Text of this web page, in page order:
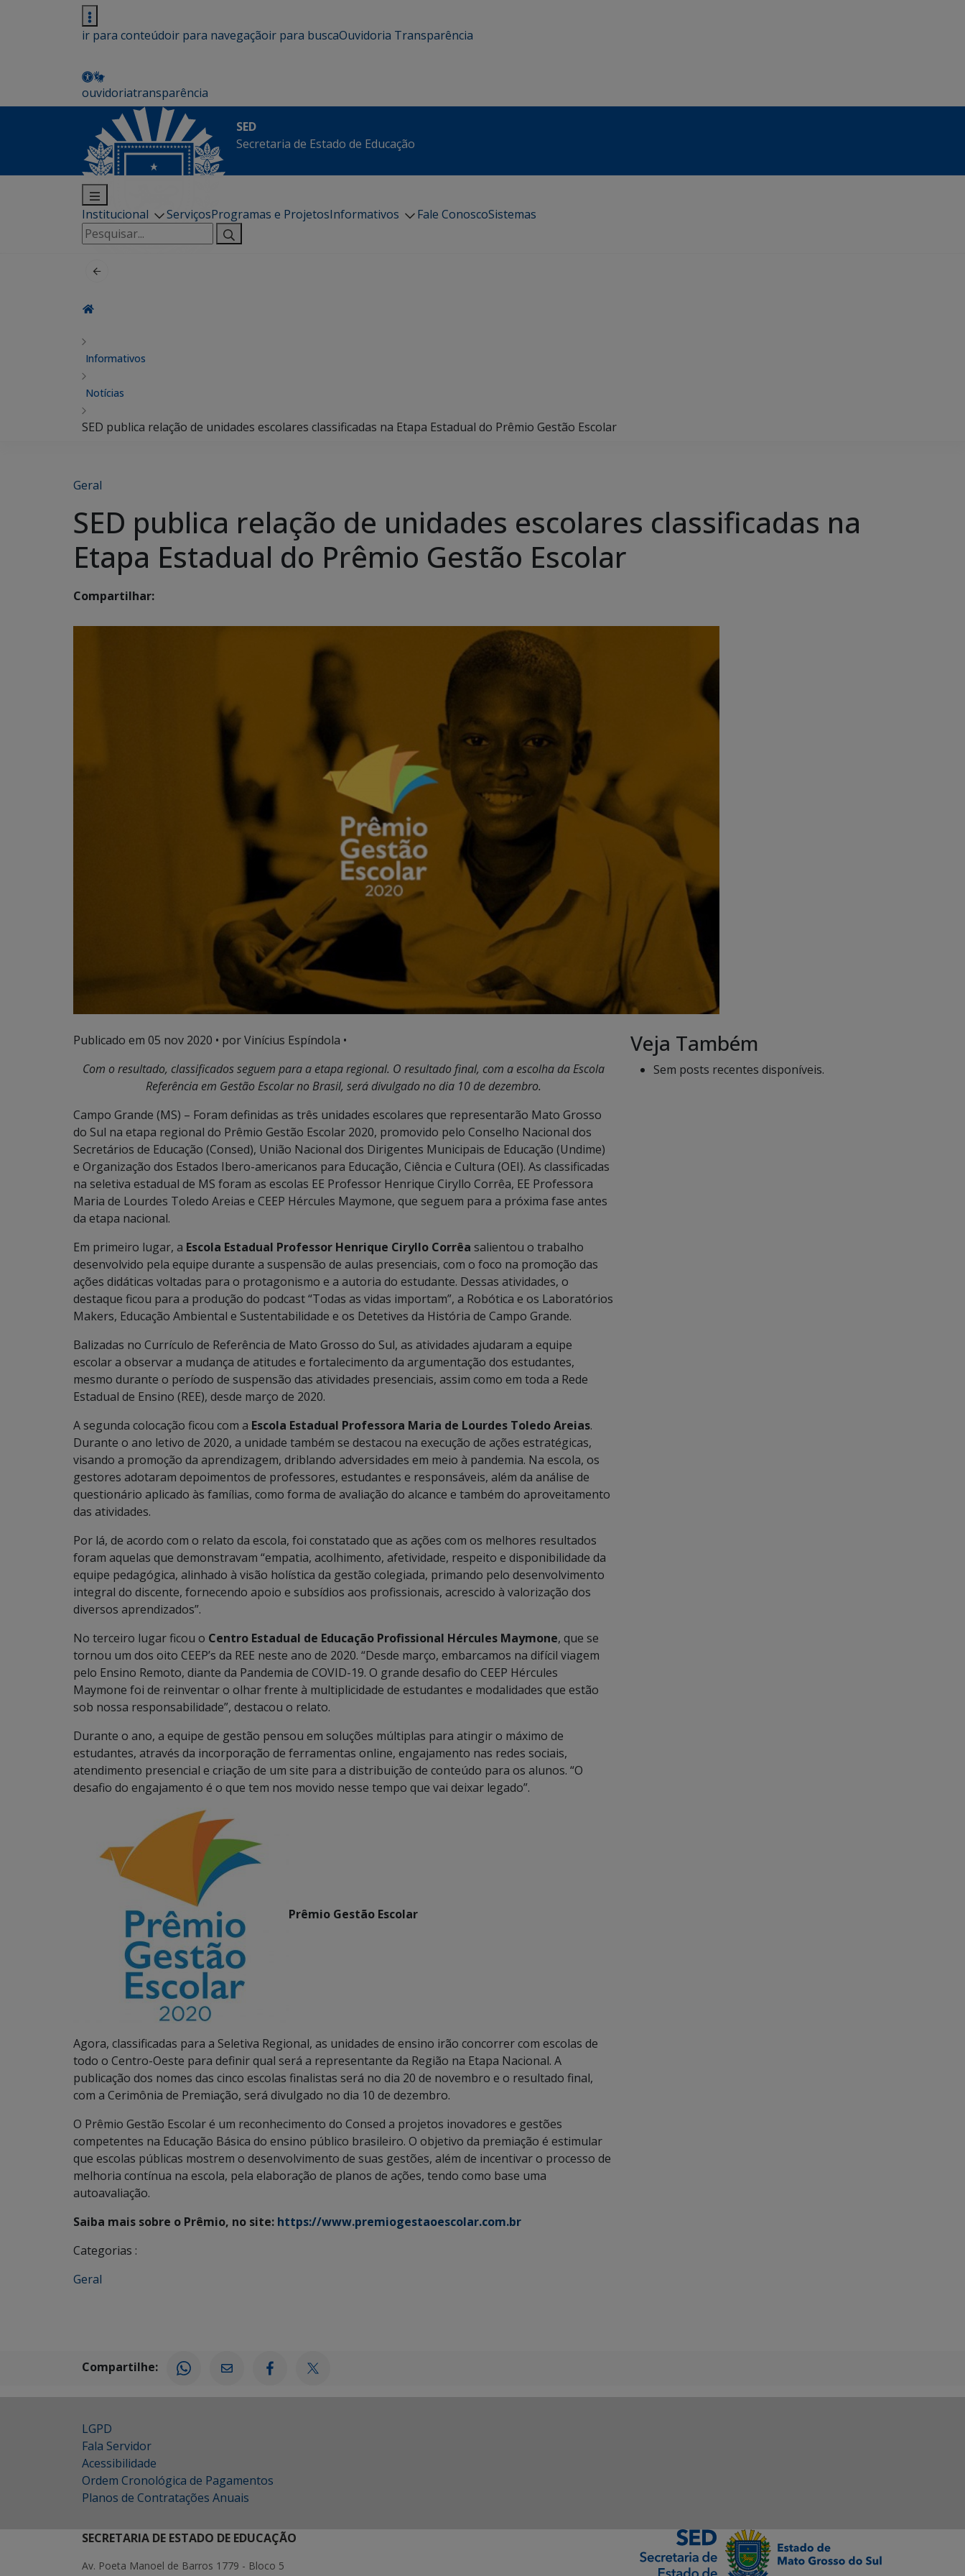
ir para conteúdoir para navegaçãoir para buscaOuvidoria Transparência
ouvidoriatransparência
SED
Secretaria de Estado de Educação
Institucional ServiçosProgramas e ProjetosInformativos Fale ConoscoSistemas
Pesquisar
por:
Informativos
Notícias
SED publica relação de unidades escolares classificadas na Etapa Estadual do Prêmio Gestão Escolar
Geral
SED publica relação de unidades escolares classificadas na
Etapa Estadual do Prêmio Gestão Escolar
Compartilhar:
Publicado em 05 nov 2020 • por Vinícius Espíndola •
Com o resultado, classificados seguem para a etapa regional. O resultado final, com a escolha da Escola
Referência em Gestão Escolar no Brasil, será divulgado no dia 10 de dezembro.
Campo Grande (MS) – Foram definidas as três unidades escolares que representarão Mato Grosso
do Sul na etapa regional do Prêmio Gestão Escolar 2020, promovido pelo Conselho Nacional dos
Secretários de Educação (Consed), União Nacional dos Dirigentes Municipais de Educação (Undime)
e Organização dos Estados Ibero-americanos para Educação, Ciência e Cultura (OEI). As classificadas
na seletiva estadual de MS foram as escolas EE Professor Henrique Ciryllo Corrêa, EE Professora
Maria de Lourdes Toledo Areias e CEEP Hércules Maymone, que seguem para a próxima fase antes
da etapa nacional.
Em primeiro lugar, a Escola Estadual Professor Henrique Ciryllo Corrêa salientou o trabalho
desenvolvido pela equipe durante a suspensão de aulas presenciais, com o foco na promoção das
ações didáticas voltadas para o protagonismo e a autoria do estudante. Dessas atividades, o
destaque ficou para a produção do podcast “Todas as vidas importam”, a Robótica e os Laboratórios
Makers, Educação Ambiental e Sustentabilidade e os Detetives da História de Campo Grande.
Balizadas no Currículo de Referência de Mato Grosso do Sul, as atividades ajudaram a equipe
escolar a observar a mudança de atitudes e fortalecimento da argumentação dos estudantes,
mesmo durante o período de suspensão das atividades presenciais, assim como em toda a Rede
Estadual de Ensino (REE), desde março de 2020.
A segunda colocação ficou com a Escola Estadual Professora Maria de Lourdes Toledo Areias.
Durante o ano letivo de 2020, a unidade também se destacou na execução de ações estratégicas,
visando a promoção da aprendizagem, driblando adversidades em meio à pandemia. Na escola, os
gestores adotaram depoimentos de professores, estudantes e responsáveis, além da análise de
questionário aplicado às famílias, como forma de avaliação do alcance e também do aproveitamento
das atividades.
Por lá, de acordo com o relato da escola, foi constatado que as ações com os melhores resultados
foram aquelas que demonstravam “empatia, acolhimento, afetividade, respeito e disponibilidade da
equipe pedagógica, alinhado à visão holística da gestão colegiada, primando pelo desenvolvimento
integral do discente, fornecendo apoio e subsídios aos profissionais, acrescido à valorização dos
diversos aprendizados”.
No terceiro lugar ficou o Centro Estadual de Educação Profissional Hércules Maymone, que se
tornou um dos oito CEEP’s da REE neste ano de 2020. “Desde março, embarcamos na difícil viagem
pelo Ensino Remoto, diante da Pandemia de COVID-19. O grande desafio do CEEP Hércules
Maymone foi de reinventar o olhar frente à multiplicidade de estudantes e modalidades que estão
sob nossa responsabilidade”, destacou o relato.
Durante o ano, a equipe de gestão pensou em soluções múltiplas para atingir o máximo de
estudantes, através da incorporação de ferramentas online, engajamento nas redes sociais,
atendimento presencial e criação de um site para a distribuição de conteúdo para os alunos. “O
desafio do engajamento é o que tem nos movido nesse tempo que vai deixar legado”.
Prêmio Gestão Escolar
Agora, classificadas para a Seletiva Regional, as unidades de ensino irão concorrer com escolas de
todo o Centro-Oeste para definir qual será a representante da Região na Etapa Nacional. A
publicação dos nomes das cinco escolas finalistas será no dia 20 de novembro e o resultado final,
com a Cerimônia de Premiação, será divulgado no dia 10 de dezembro.
O Prêmio Gestão Escolar é um reconhecimento do Consed a projetos inovadores e gestões
competentes na Educação Básica do ensino público brasileiro. O objetivo da premiação é estimular
que escolas públicas mostrem o desenvolvimento de suas gestões, além de incentivar o processo de
melhoria contínua na escola, pela elaboração de planos de ações, tendo como base uma
autoavaliação.
Saiba mais sobre o Prêmio, no site: https://www.premiogestaoescolar.com.br
Categorias :
Geral
Veja Também
Sem posts recentes disponíveis.
Compartilhe:
LGPD
Fala Servidor
Acessibilidade
Ordem Cronológica de Pagamentos
Planos de Contratações Anuais
SECRETARIA DE ESTADO DE EDUCAÇÃO
Av. Poeta Manoel de Barros 1779 - Bloco 5